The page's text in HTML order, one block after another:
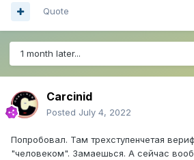
Quote
1 month later...
Carcinid
Posted July 4, 2022
Попробовал. Там трехступенчетая
"человеком". Замаешься. А сейчас